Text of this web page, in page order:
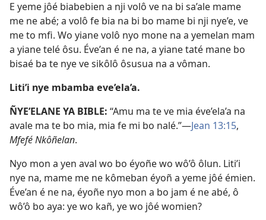
E yeme jôé biabebien a nji volô ve na bi sa’ale mame
me ne abé; a volô fe bia na bi bo mame bi nji nye’e, ve
me to mfi. Wo yiane volô nyo mone na a yemelan mam
a yiane telé ôsu. Éve’an é ne na, a yiane taté mane bo
bisaé ba te nye ve sikôlô ôsusua na a vôman.
Liti’i nye mbamba eve’ela’a.
ÑYE’ELANE YA BIBLE: “Amu ma te ve mia éve’ela’a na
avale ma te bo mia, mia fe mi bo nalé.”​—Jean 13:15,
Mfefé Nkôñelan.
Nyo mon a yen aval wo bo éyoñe wo wô’ô ôlun. Liti’i
nye na, mame me ne kômeban éyoñ a yeme jôé émien.
Éve’an é ne na, éyoñe nyo mon a bo jam é ne abé, ô
wô’ô bo aya: ye wo kañ, ye wo jôé womien?